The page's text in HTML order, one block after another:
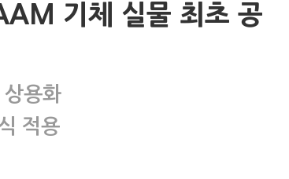
기체 실물 최초 공
용화
적용